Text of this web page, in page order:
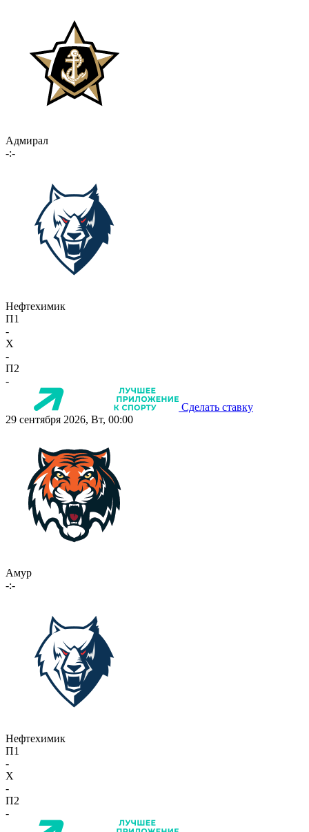
Адмирал
-:-
Нефтехимик
П1
-
X
-
П2
-
Сделать ставку
29 сентября 2026, Вт, 00:00
Амур
-:-
Нефтехимик
П1
-
X
-
П2
-